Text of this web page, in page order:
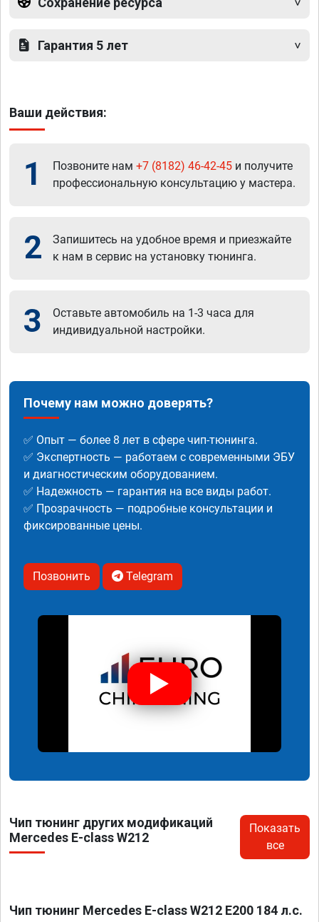
Гарантия 5 лет
Ваши действия:
1 Позвоните нам +7 (8182) 46-42-45 и получите
профессиональную консультацию у мастера.
2
Запишитесь на удобное время и приезжайте
к нам в сервис на установку тюнинга.
3
Оставьте автомобиль на 1-3 часа для
индивидуальной настройки.
Почему нам можно доверять?
✅ Опыт — более 8 лет в сфере чип-тюнинга.
✅ Экспертность — работаем с современными ЭБУ
и диагностическим оборудованием.
✅ Надежность — гарантия на все виды работ.
✅ Прозрачность — подробные консультации и
фиксированные цены.
Позвонить Telegram
Чип тюнинг других модификаций
Mercedes E-class W212
Показать
все
Чип тюнинг Mercedes E-class W212 E200 184 л.с.